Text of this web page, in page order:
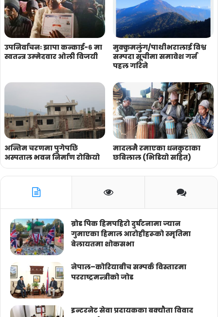
उपनिर्वाचनः झापा कन्काई-६ मा
स्वतन्त्र उम्मेदवार ओली विजयी
मुक्कुमलुंग/पाथीभरालाई विश्व
सम्पदा सूचीमा समावेश गर्न
पहल गरिने
अन्तिम चरणमा पुगेपछि
अस्पताल भवन निर्माण रोकियो
मादलमै रमाएका धनकुटाका
छबिलाल (भिडियो सहित)
ब्रोड पिक हिमपहिरो दुर्घटनामा ज्यान
गुमाएका हिमाल आरोहीहरूको स्मृतिमा
बेलायतमा शोकसभा
नेपाल–कोरियाबीच सम्पर्क विस्तारमा
परराष्ट्रमन्त्रीको जोड
इन्टरनेट सेवा प्रदायकका बक्यौता विवाद